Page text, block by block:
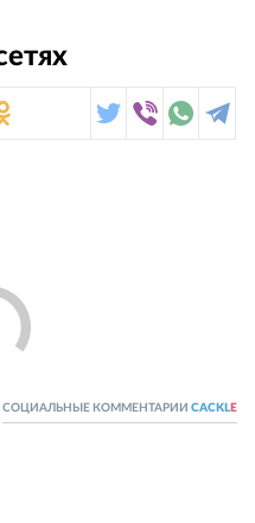
СОЦИАЛЬНЫЕ КОММЕНТАРИИ CACKL E